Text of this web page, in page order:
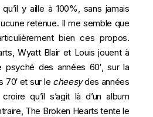
y aille à 100%, sans jamais
retenue. Il me semble que
bien ces propos.
Wyatt Blair et Louis jouent à
psyché des années 60′, sur la
70′ et sur le cheesydes années
qu’il s’agit là d’un album
The Broken Hearts tente le